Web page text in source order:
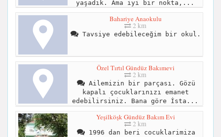
yaşadık. Ama iyi bir nokta,...
Bahariye Anaokulu
2 km
Tavsiye edebileceğim bir okul.
Özel Tırtıl Gündüz Bakımevi
2 km
Ailemizin bir parçası. Gözü
kapalı çocuklarınızı emanet
edebilirsiniz. Bana göre İsta...
Yeşilköşk Gündüz Bakım Evi
2 km
1996 dan beri cocuklarimiza